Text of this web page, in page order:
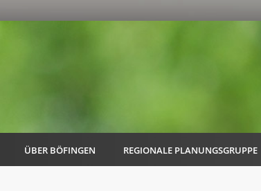
ÜBER BÖFINGEN REGIONALE PLANUNGSGRUPPE